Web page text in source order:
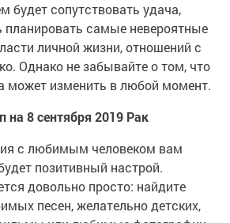
будет сопутствовать удача,
планировать самые невероятные
личной жизни, отношений с
Однако не забывайте о том, что
может изменить в любой момент.
8 сентября 2019 Рак
с любимым человеком вам
позитивный настрой.
довольно просто: найдите
песен, желательно детских,